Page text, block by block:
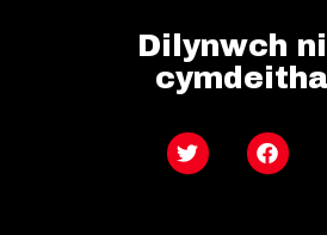
Dilynwch
Twitter